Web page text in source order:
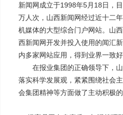
新闻网成立于1998年5月18日，
万人次，山西新闻网经过近十二
机媒体的大型综合门户网站。山
西新闻网开发并投入使用的闻汇
内多家网站应用，得到业界一致好
在报业集团的正确领导下，山
落实科学发展观，紧紧围绕社会
会集团精神等方面做了主动积极